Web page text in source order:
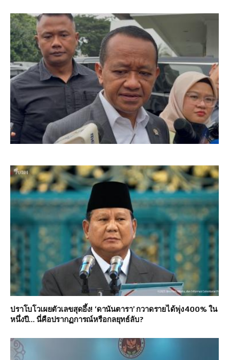
ปราโบโวเผยตัวเลขสุดอึ้ง! ‘ดานันตารา’ กวาดรายได้พุ่ง 400% ใน
หนึ่งปี… นี่คือปรากฏการณ์หรือกลยุทธ์ลับ?